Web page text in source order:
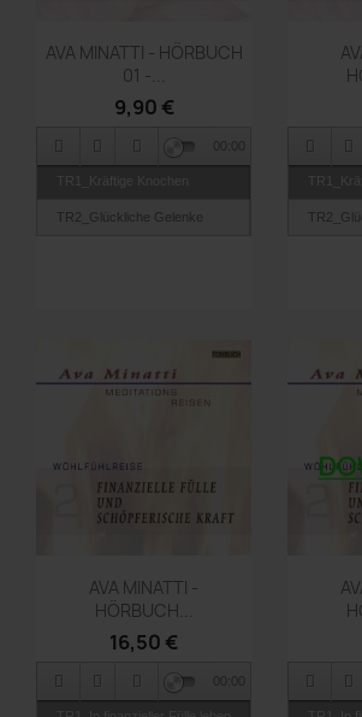
Vorschau
AVA MINATTI - HÖRBUCH
01 -...
9,90 €
TR2_Glückliche Gelenke
00:00
Vorschau
AVA MINATTI -
HÖRBUCH...
16,50 €
00:00